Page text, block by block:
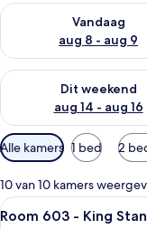
Vandaag
aug 8 - aug 9
De beschikbaarheid
Dit weekend
aug 14 - aug 16
De beschikbaarheid
Beschikbare
filters
voor
kamers
Alle kamers 1 bed 2
10 van 10 kamers
Alle5
Room 603 - King